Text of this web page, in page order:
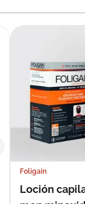
Foligain
Loción